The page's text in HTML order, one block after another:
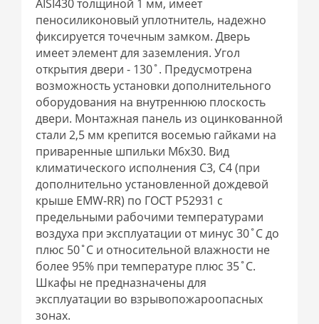
AISI430 толщиной 1 мм, имеет
пеносиликоновый уплотнитель, надежно
фиксируется точечным замком. Дверь
имеет элемент для заземления. Угол
открытия двери - 130˚. Предусмотрена
возможность установки дополнительного
оборудования на внутреннюю плоскость
двери. Монтажная панель из оцинкованной
стали 2,5 мм крепится восемью гайками на
приваренные шпильки М6х30. Вид
климатического исполнения C3, C4 (при
дополнительно установленной дождевой
крыше EMW-RR) по ГОСТ P52931 с
предельными рабочими температурами
воздуха при эксплуатации от минус 30˚С до
плюс 50˚С и относительной влажности не
более 95% при температуре плюс 35˚С.
Шкафы не предназначены для
эксплуатации во взрывопожароопасных
зонах.